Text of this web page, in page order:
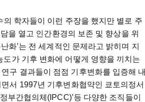
학자들이 이런 주장을 했지만 별로 주
을 열고 인간환경의 보존 및 향상을 위
화’는 전 세계적인 문제라고 밝히며 지
가 기후 변화에 어떻게 영향을 끼치는
구 결과들이 점점 기후변화를 입증해 내
서 1997년 기후변화협약인 쿄토의정서
부간협의체(IPCC)’등 다양한 조직들이